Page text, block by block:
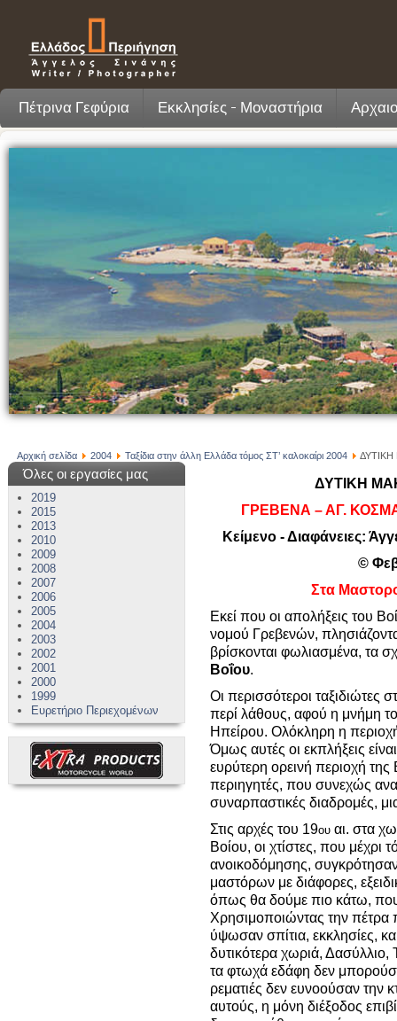
Πέτρινα Γεφύρια Εκκλησίες - Μοναστήρια
Αρχική σελίδα 2004 Ταξίδια στην άλλη Ελλάδα τόμος ΣΤ’ καλοκαίρι 2004 ΔΥΤΙΚΗ
Όλες οι εργασίες μας
2019
2015
2013
2010
2009
2008
2007
2006
2005
2004
2003
2002
2001
2000
1999
Ευρετήριο Περιεχομένων
ΔΥΤΙΚΗ
ΓΡΕΒΕΝΑ – ΑΓ.
Κείμενο - Διαφάνειες:
©
Στα
Εκεί που οι απολήξεις του
νομού Γρεβενών,
βρίσκονται φωλιασμένα, τα
Βοΐου.
Οι περισσότεροι ταξιδιώτες
περί λάθους, αφού η μνήμη
Ηπείρου. Ολόκληρη η
Όμως αυτές οι εκπλήξεις
ευρύτερη ορεινή περιοχή
περιηγητές, που συνεχώς
συναρπαστικές διαδρομές,
Στις αρχές του 19ου αι. στα
Βοίου, οι χτίστες, που μέχρι
ανοικοδόμησης,
μαστόρων με διάφορες,
όπως θα δούμε πιο κάτω, που
Χρησιμοποιώντας την
ύψωσαν σπίτια, εκκλησίες,
δυτικότερα χωριά,
τα φτωχά εδάφη δεν
ρεματιές δεν ευνοούσαν την
αυτούς, η μόνη διέξοδος